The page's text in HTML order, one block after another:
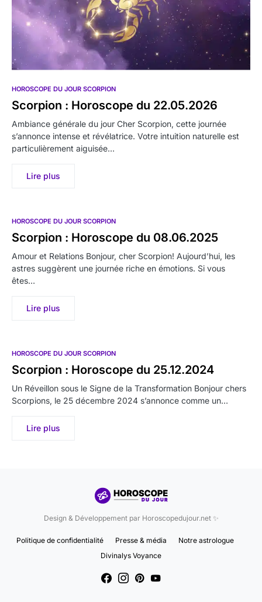
HOROSCOPE DU JOUR SCORPION
Scorpion : Horoscope du 22.05.2026
Ambiance générale du jour Cher Scorpion, cette journée
s’annonce intense et révélatrice. Votre intuition naturelle est
particulièrement aiguisée…
Lire plus
HOROSCOPE DU JOUR SCORPION
Scorpion : Horoscope du 08.06.2025
Amour et Relations Bonjour, cher Scorpion! Aujourd’hui, les
astres suggèrent une journée riche en émotions. Si vous
êtes…
Lire plus
HOROSCOPE DU JOUR SCORPION
Scorpion : Horoscope du 25.12.2024
Un Réveillon sous le Signe de la Transformation Bonjour chers
Scorpions, le 25 décembre 2024 s’annonce comme un…
Lire plus
Design & Développement par Horoscopedujour.net ✨
Politique de confidentialité Presse & média
Notre astrologue
Divinalys Voyance